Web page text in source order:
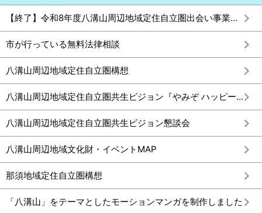
【終了】令和8年度八溝山周辺地域定住自立圏出会い事業婚活イベント「YAMIZO KON」
市が行っている無料法律相談
八溝山周辺地域定住自立圏構想
八溝山周辺地域定住自立圏共生ビジョン『やみぞ ハッピープロジェクト』
八溝山周辺地域定住自立圏共生ビジョン懇談会
八溝山周辺地域文化財・イベントMAP
那須地域定住自立圏構想
「八溝山」をテーマとしたモーションマンガを制作しました